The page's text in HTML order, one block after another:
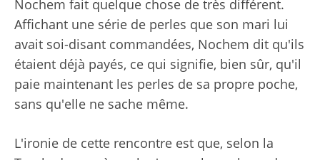
Nochem fait quelque chose de très différent.
Affichant une série de perles que son mari lui
avait soi-disant commandées, Nochem dit qu'ils
étaient déjà payés, ce qui signifie, bien sûr, qu'il
paie maintenant les perles de sa propre poche,
sans qu'elle ne sache même.
L'ironie de cette rencontre est que, selon la